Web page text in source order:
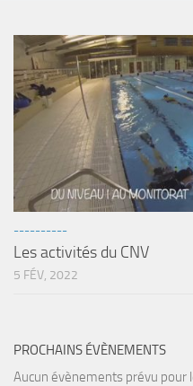
Sorties 2023
Sorties 2022
Sorties 2021
Sorties 2020
Sorties 2019
Sorties 2018
Sorties 2016
Sorties 2015
Environnement et Biologie
----------
Les activités du CNV
5 FÉV, 2022
PROCHAINS ÉVÈNEMENTS
Aucun évènements prévu pour